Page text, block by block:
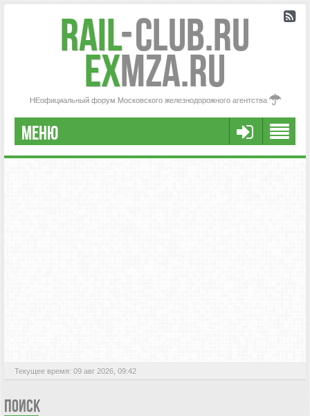
Rail-Club.RU
exMZA.RU
НЕофициальный форум Московского железнодорожного агентства
МЕНЮ
РЕГИСТРАЦИЯ
Текущее время: 09 авг 2026, 09:42
ПОИСК